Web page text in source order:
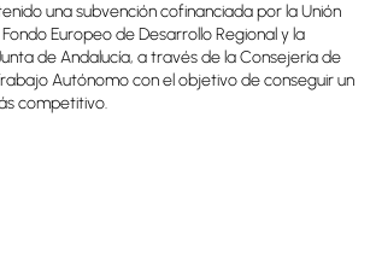
una subvención cofinanciada por la Unión
Europeo de Desarrollo Regional y la
de Andalucía, a través de la Consejería de
Autónomo con el objetivo de conseguir un
competitivo.